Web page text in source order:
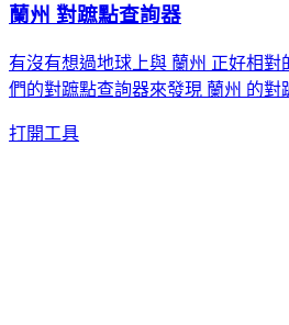
蘭州 對蹠點查詢器
有沒有想過地球上與 蘭州 正好相
們的對蹠點查詢器來發現 蘭州 的對
打開工具